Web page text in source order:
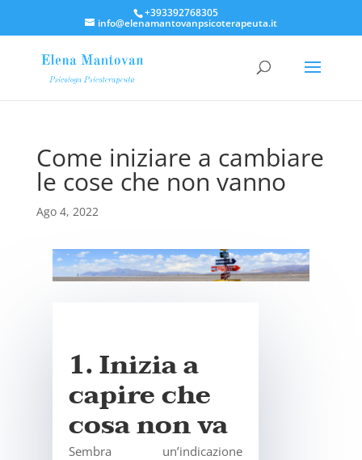
+393392768305
info@elenamantovanpsicoterapeuta.it
Come iniziare a cambiare
le cose che non vanno
Ago 4, 2022
1. Inizia a
capire che
cosa non va
Sembra un’indicazione